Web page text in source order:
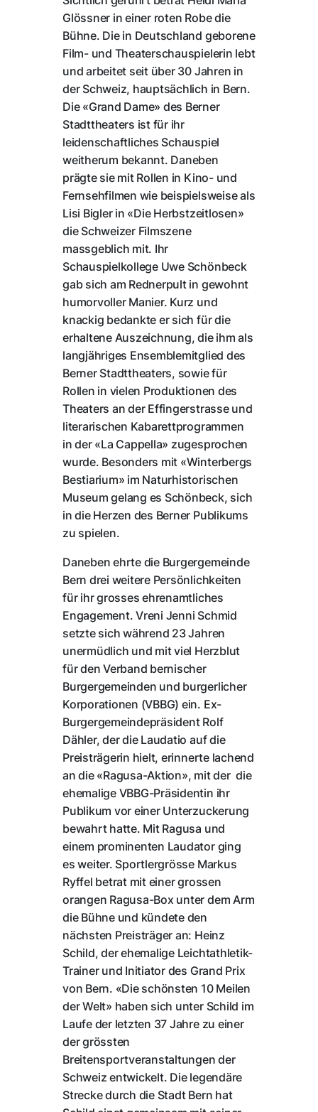
Glössner in einer roten Robe die
Bühne. Die in Deutschland geborene
Film- und Theaterschauspielerin lebt
und arbeitet seit über 30 Jahren in
der Schweiz, hauptsächlich in Bern.
Die «Grand Dame» des Berner
Stadttheaters ist für ihr
leidenschaftliches Schauspiel
weitherum bekannt. Daneben
prägte sie mit Rollen in Kino- und
Fernsehfilmen wie beispielsweise als
Lisi Bigler in «Die Herbstzeitlosen»
die Schweizer Filmszene
massgeblich mit. Ihr
Schauspielkollege Uwe Schönbeck
gab sich am Rednerpult in gewohnt
humorvoller Manier. Kurz und
knackig bedankte er sich für die
erhaltene Auszeichnung, die ihm als
langjähriges Ensemblemitglied des
Berner Stadttheaters, sowie für
Rollen in vielen Produktionen des
Theaters an der Effingerstrasse und
literarischen Kabarettprogrammen
in der «La Cappella» zugesprochen
wurde. Besonders mit «Winterbergs
Bestiarium» im Naturhistorischen
Museum gelang es Schönbeck, sich
in die Herzen des Berner Publikums
zu spielen.
Daneben ehrte die Burgergemeinde
Bern drei weitere Persönlichkeiten
für ihr grosses ehrenamtliches
Engagement. Vreni Jenni Schmid
setzte sich während 23 Jahren
unermüdlich und mit viel Herzblut
für den Verband bernischer
Burgergemeinden und burgerlicher
Korporationen (VBBG) ein. Ex-
Burgergemeindepräsident Rolf
Dähler, der die Laudatio auf die
Preisträgerin hielt, erinnerte lachend
an die «Ragusa-Aktion», mit der die
ehemalige VBBG-Präsidentin ihr
Publikum vor einer Unterzuckerung
bewahrt hatte. Mit Ragusa und
einem prominenten Laudator ging
es weiter. Sportlergrösse Markus
Ryffel betrat mit einer grossen
orangen Ragusa-Box unter dem Arm
die Bühne und kündete den
nächsten Preisträger an: Heinz
Schild, der ehemalige Leichtathletik-
Trainer und Initiator des Grand Prix
von Bern. «Die schönsten 10 Meilen
der Welt» haben sich unter Schild im
Laufe der letzten 37 Jahre zu einer
der grössten
Breitensportveranstaltungen der
Schweiz entwickelt. Die legendäre
Strecke durch die Stadt Bern hat